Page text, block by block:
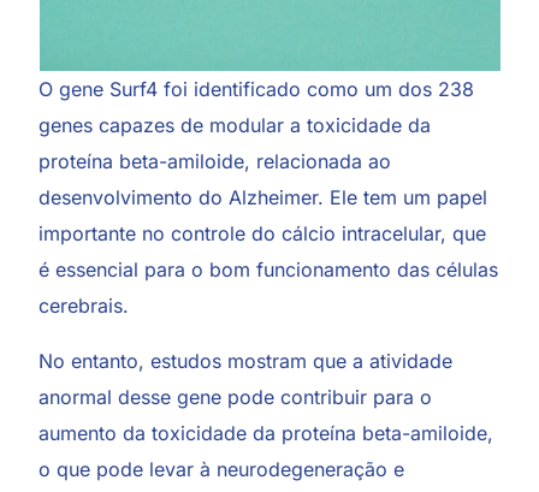
O gene Surf4 foi identificado como um dos 238
genes capazes de modular a toxicidade da
proteína beta-amiloide, relacionada ao
desenvolvimento do Alzheimer. Ele tem um papel
importante no controle do cálcio intracelular, que
é essencial para o bom funcionamento das células
cerebrais.
No entanto, estudos mostram que a atividade
anormal desse gene pode contribuir para o
aumento da toxicidade da proteína beta-amiloide,
o que pode levar à neurodegeneração e